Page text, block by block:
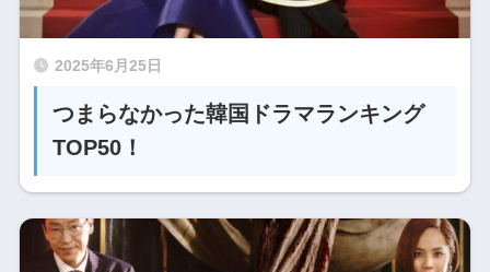
2025年6月25日
つまらなかった韓国ドラマランキング
TOP50！